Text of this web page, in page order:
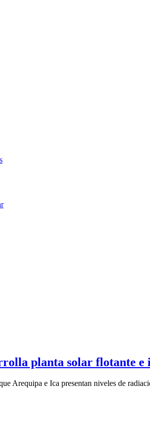
planta solar flotante
Arequipa e Ica presentan niveles de